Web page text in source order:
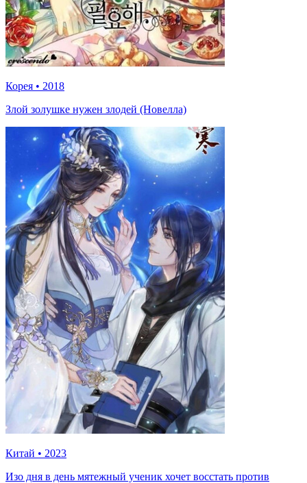
Корея • 2018
Злой золушке нужен злодей (Новелла)
Китай • 2023
Изо дня в день мятежный ученик хочет восстать против